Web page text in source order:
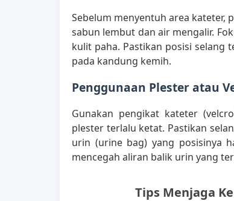
Sebelum menyentuh area kateter,
sabun lembut dan air mengalir.
kulit paha. Pastikan posisi selang
pada kandung kemih.
Penggunaan Plester atau
Gunakan pengikat kateter
plester terlalu ketat. Pastikan
urin (urine bag) yang posisinya
mencegah aliran balik urin yang
Tips Menjaga